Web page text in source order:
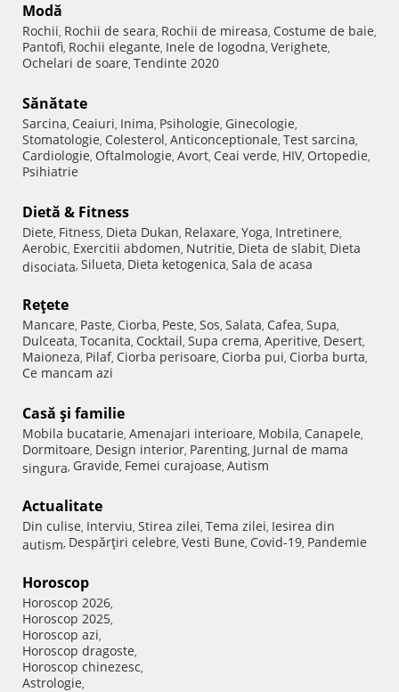
Modă
Rochii, Rochii de seara, Rochii de mireasa, Costume de baie,
Pantofi, Rochii elegante, Inele de logodna, Verighete,
Ochelari de soare, Tendinte 2020
Sănătate
Sarcina, Ceaiuri, Inima, Psihologie, Ginecologie,
Stomatologie, Colesterol, Anticonceptionale, Test sarcina,
Cardiologie, Oftalmologie, Avort, Ceai verde, HIV, Ortopedie,
Psihiatrie
Dietă & Fitness
Diete, Fitness, Dieta Dukan, Relaxare, Yoga, Intretinere,
Aerobic, Exercitii abdomen, Nutritie, Dieta de slabit, Dieta
disociata, Silueta, Dieta ketogenica, Sala de acasa
Reţete
Mancare, Paste, Ciorba, Peste, Sos, Salata, Cafea, Supa,
Dulceata, Tocanita, Cocktail, Supa crema, Aperitive, Desert,
Maioneza, Pilaf, Ciorba perisoare, Ciorba pui, Ciorba burta,
Ce mancam azi
Casă şi familie
Mobila bucatarie, Amenajari interioare, Mobila, Canapele,
Dormitoare, Design interior, Parenting, Jurnal de mama
singura, Gravide, Femei curajoase, Autism
Actualitate
Din culise, Interviu, Stirea zilei, Tema zilei, Iesirea din
autism, Despărţiri celebre, Vesti Bune, Covid-19, Pandemie
Horoscop
Horoscop 2026,
Horoscop 2025,
Horoscop azi,
Horoscop dragoste,
Horoscop chinezesc,
Astrologie,